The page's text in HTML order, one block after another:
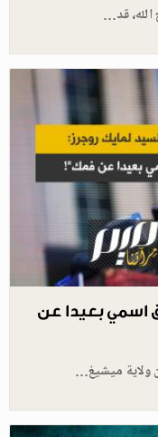
قد…
اسمي بعيدا عن
ولاية ميشيغ…